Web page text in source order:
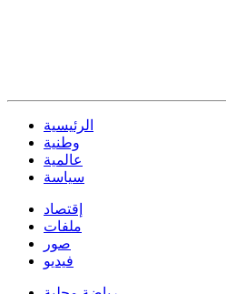
الرئيسية
وطنية
عالمية
سياسة
إقتصاد
ملفات
صور
فيديو